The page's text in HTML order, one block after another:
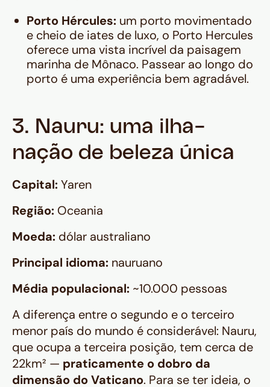
Porto Hércules: um porto movimentado
e cheio de iates de luxo, o Porto Hercules
oferece uma vista incrível da paisagem
marinha de Mônaco. Passear ao longo do
porto é uma experiência bem agradável.
3. Nauru: uma ilha-
nação de beleza única
Capital:Yaren
Região: Oceania
Moeda: dólar australiano
Principal idioma: nauruano
Média populacional: ~10.000 pessoas
A diferença entre o segundo e o terceiro
menor país do mundo é considerável: Nauru,
que ocupa a terceira posição, tem cerca de
22km² — praticamente o dobro da
dimensão do Vaticano. Para se ter ideia, o